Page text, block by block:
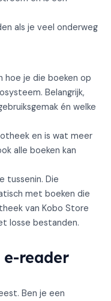
als je veel onderweg
hoe je die boeken op
Belangrijk,
én welke
en is wat meer
alle boeken kan
tussenin. Die
met boeken die
van Kobo Store
losse bestanden.
e-reader
Ben je een